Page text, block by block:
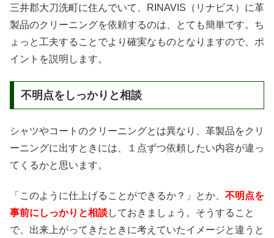
三井郡大刀洗町に住んでいて、RINAVIS（リナビス）に革
製品のクリーニングを依頼するのは、とても簡単です。ち
ょっと工夫することでより確実なものとなりますので、ポ
イントを説明します。
不明点をしっかりと相談
シャツやコートのクリーニングとは異なり、革製品をクリ
ーニングに出すときには、１点ずつ依頼したい内容が違っ
てくるかと思います。
「このように仕上げることができるか？」とか、 不明点を
事前にしっかりと相談しておきましょう。そうすること
で、出来上がってきたときに考えていたイメージと違うと